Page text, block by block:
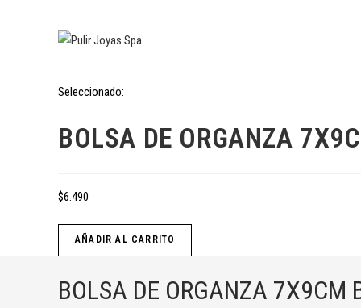
Seleccionado:
BOLSA DE ORGANZA
$6.490
AÑADIR AL CARRITO
BOLSA DE ORGANZA 7X9CM